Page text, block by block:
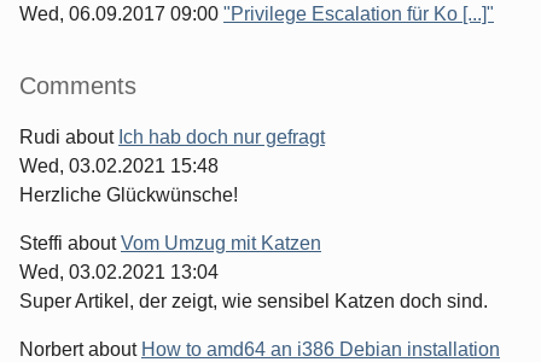
Wed, 06.09.2017 09:00 "Privilege Escalation für Ko [...]"
Comments
Rudi about Ich hab doch nur gefragt
Wed, 03.02.2021 15:48
Herzliche Glückwünsche!
Steffi aboutVom Umzug mit Katzen
Wed, 03.02.2021 13:04
Super Artikel, der zeigt, wie sensibel Katzen doch sind.
Norbertabout How to amd64 an i386 Debian installation